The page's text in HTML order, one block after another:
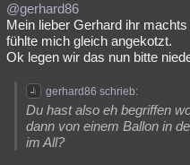
@gerhard86
Mein lieber Gerhard ihr
fühlte mich gleich angekotzt.
Ok legen wir das nun bitte
gerhard86 schrieb:
Du hast also eh begriffen
dann von einem Ballon in
im All?